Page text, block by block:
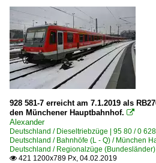
928 581-7 erreicht am 7.1.2019 als
den Münchener Hauptbahnhof. 
Alexander
Deutschland / Dieseltriebzüge | 95 80 / 0
Deutschland / Bahnhöfe (L - Q) / München
Deutschland / Regionalzüge
 421 1200x789 Px, 04.02.2019